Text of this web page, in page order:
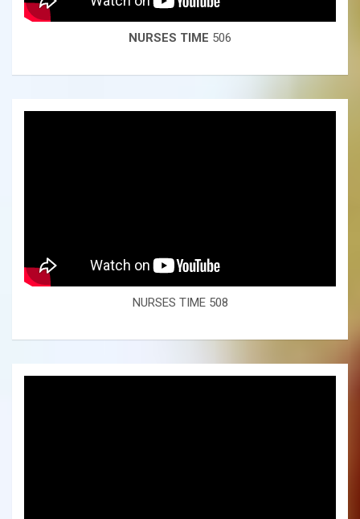
NURSES TIME 506
NURSES TIME 508